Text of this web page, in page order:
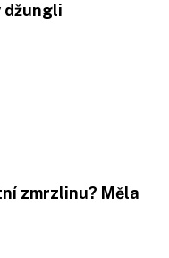
džungli
zmrzlinu? Měla